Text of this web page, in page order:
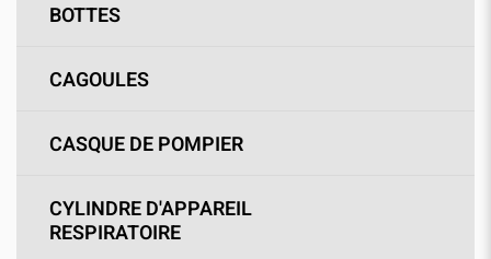
BOTTES
CAGOULES
CASQUE DE POMPIER
CYLINDRE D'APPAREIL
RESPIRATOIRE